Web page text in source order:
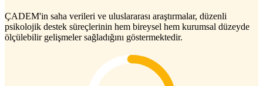
ÇADEM'in saha verileri ve uluslararası araştırmalar, düzenli
psikolojik destek süreçlerinin hem bireysel hem kurumsal düzeyde
ölçülebilir gelişmeler sağladığını göstermektedir.